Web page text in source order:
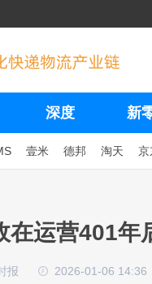
深度 新
壹米 德邦 淘天 京
在运营401年
报 2026-01-06 14:36